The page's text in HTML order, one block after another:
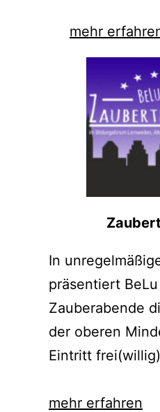
mehr
In
präsentiert
Zauberabende
der oberen
Eintritt
mehr erfahren